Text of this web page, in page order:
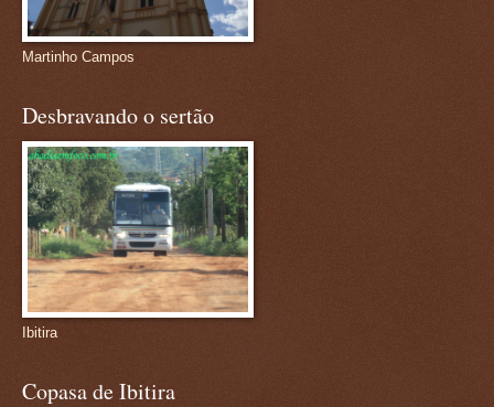
Martinho Campos
Desbravando o sertão
Ibitira
Copasa de Ibitira